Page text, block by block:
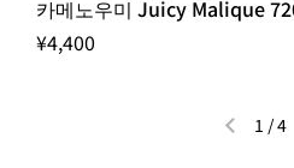
카메노우미 Juicy Malique
¥4,400
이전 슬
1 /4